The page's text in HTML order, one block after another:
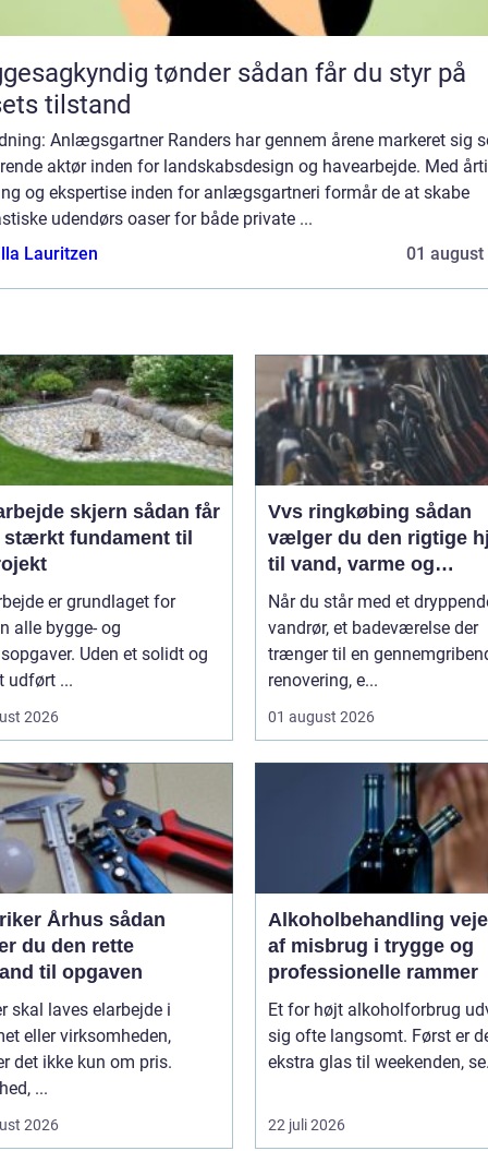
tønder sådan får du styr på
tilstand
Anlægsgartner Randers har gennem årene markeret sig
aktør inden for landskabsdesign og havearbejde. Med
og ekspertise inden for anlægsgartneri formår de at skabe
udendørs oaser for både private ...
Lauritzen
01 august
skjern sådan får
stærkt fundament til
er grundlaget for
alle bygge- og
Uden et solidt og
udført ...
2026
Vvs ringkøbing sådan
vælger du den rigtige
til vand, varme og
ventilation
Når du står med et
vandrør, et badeværelse der
trænger til en
renovering, e...
01 august 2026
Århus sådan
du den rette
til opgaven
skal laves elarbejde i
eller virksomheden,
det ikke kun om pris.
...
2026
Alkoholbehandling vejen ud
af misbrug i trygge og
professionelle rammer
Et for højt alkoholforbrug
sig ofte langsomt. Først er
ekstra glas til weekenden,
22 juli 2026